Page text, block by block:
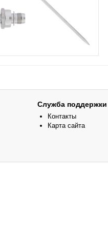
Служба поддержки
Контакты
Карта сайта